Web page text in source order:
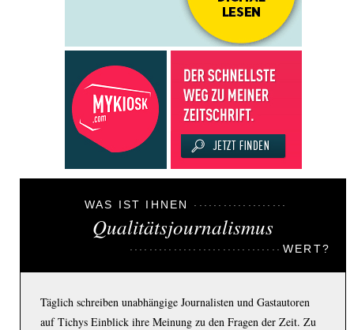
WAS IST IHNEN
Qualitätsjournalismus
WERT?
Täglich schreiben unabhängige Journalisten und Gastautoren
auf Tichys Einblick ihre Meinung zu den Fragen der Zeit. Zu